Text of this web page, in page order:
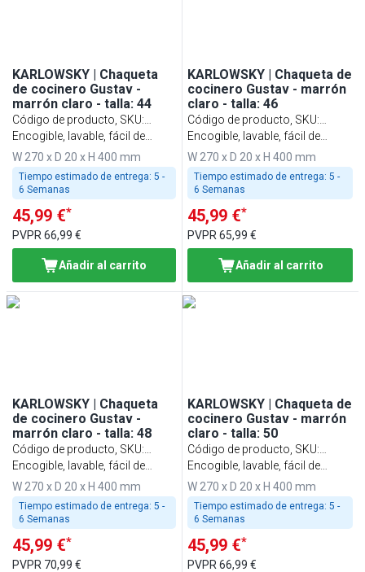
KARLOWSKY | Chaqueta
de cocinero Gustav -
marrón claro - talla: 44
Código de producto, SKU:
KJGHBK44
Encogible, lavable, fácil de
cuidar
W 270 x D 20 x H 400 mm
Tiempo estimado de entrega: 5 -
6 Semanas
45,99 €*
PVPR 66,99 €
Añadir al carrito
KARLOWSKY | Chaqueta de
cocinero Gustav - marrón
claro - talla: 46
Código de producto, SKU:
KJGHBK46
Encogible, lavable, fácil de
cuidar
W 270 x D 20 x H 400 mm
Tiempo estimado de entrega: 5 -
6 Semanas
45,99 €*
PVPR65,99 €
Añadir al carrito
KARLOWSKY | Chaqueta
de cocinero Gustav -
marrón claro - talla: 48
Código de producto, SKU:
KJGHBK48
Encogible, lavable, fácil de
cuidar
W 270 x D 20 x H 400 mm
Tiempo estimado de entrega: 5 -
6 Semanas
45,99 €*
PVPR 70,99 €
KARLOWSKY | Chaqueta de
cocinero Gustav - marrón
claro - talla: 50
Código de producto, SKU:
KJGHBK50
Encogible, lavable, fácil de
cuidar
W 270 x D 20 x H 400 mm
Tiempo estimado de entrega: 5 -
6 Semanas
45,99 €*
PVPR66,99 €